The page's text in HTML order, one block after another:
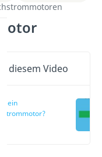
diesem Video
ein